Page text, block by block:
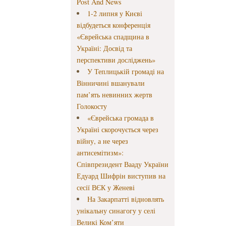
1-2 липня у Києві
відбудеться конференція
«Єврейська спадщина в
Україні: Досвід та
перспективи досліджень»
У Теплицькій громаді на
Вінничині вшанували
пам’ять невинних жертв
Голокосту
«Єврейська громада в
Україні скорочується через
війну, а не через
антисемітизм»:
Співпрезидент Вааду України
Едуард Шифрін виступив на
сесії ВЄК у Женеві
На Закарпатті відновлять
унікальну синагогу у селі
Великі Ком’яти